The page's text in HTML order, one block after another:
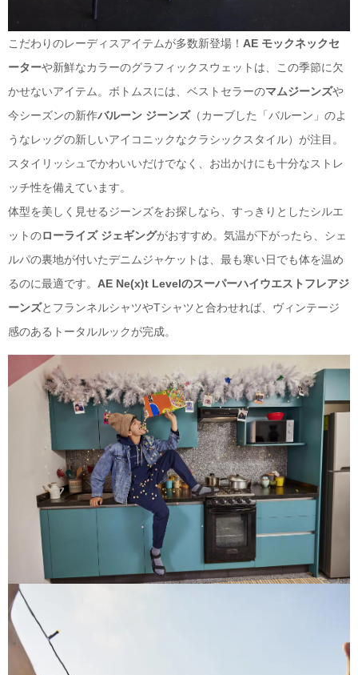
こだわりのレーディスアイテムが多数新登場！ AE モックネックセ
ーターや新鮮なカラーのグラフィックスウェットは、この季節に欠
かせないアイテム。ボトムスには、ベストセラーのマムジーンズや
今シーズンの新作バルーン ジーンズ（カーブした「バルーン」のよ
うなレッグの新しいアイコニックなクラシックスタイル）が注目。
スタイリッシュでかわいいだけでなく、お出かけにも十分なストレ
ッチ性を備えています。
体型を美しく見せるジーンズをお探しなら、すっきりとしたシルエ
ットのローライズ ジェギングがおすすめ。気温が下がったら、シェ
ルパの裏地が付いたデニムジャケットは、最も寒い日でも体を温め
るのに最適です。 AE Ne(x)t Levelのスーパーハイウエストフレアジ
ーンズとフランネルシャツやTシャツと合わせれば、ヴィンテージ
感のあるトータルルックが完成。